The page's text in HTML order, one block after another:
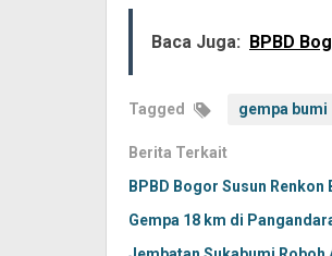
Baca Juga: BPBD
Tagged gempa bumi
Berita Terkait
BPBD Bogor Susun
Gempa 18 km di